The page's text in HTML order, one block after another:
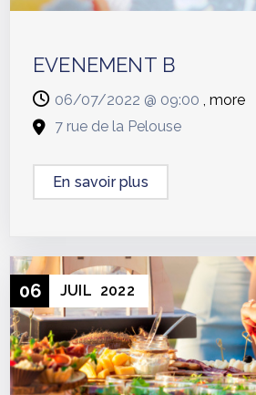
EVENEMENT B
06/07/2022 @ 09:00 , more
7 rue de la Pelouse
En savoir plus
06 JUIL 2022